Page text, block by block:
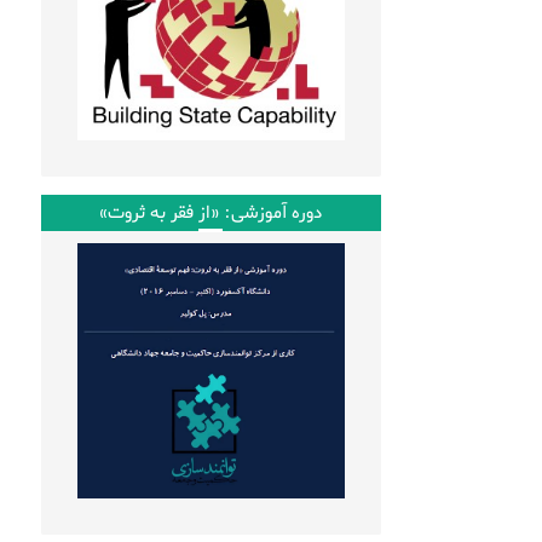
دوره آموزشی: «از فقر به ثروت»